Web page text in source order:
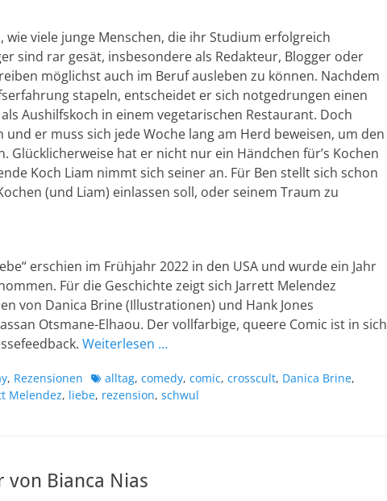
viele junge Menschen, die ihr Studium erfolgreich
sind rar gesät, insbesondere als Redakteur, Blogger oder
möglichst auch im Beruf ausleben zu können. Nachdem
stapeln, entscheidet er sich notgedrungen einen
Aushilfskoch in einem vegetarischen Restaurant. Doch
er muss sich jede Woche lang am Herd beweisen, um den
Glücklicherweise hat er nicht nur ein Händchen für’s Kochen
Koch Liam nimmt sich seiner an. Für Ben stellt sich schon
(und Liam) einlassen soll, oder seinem Traum zu
erschien im Frühjahr 2022 in den USA und wurde ein Jahr
Für die Geschichte zeigt sich Jarrett Melendez
von Danica Brine (Illustrationen) und Hank Jones
Otsmane-Elhaou. Der vollfarbige, queere Comic ist in sich
Weiterlesen …
, Rezensionen Schlagworte
alltag, comedy, comic, crosscult, Danica Brine,
Melendez, liebe, rezension, schwul
von Bianca Nias